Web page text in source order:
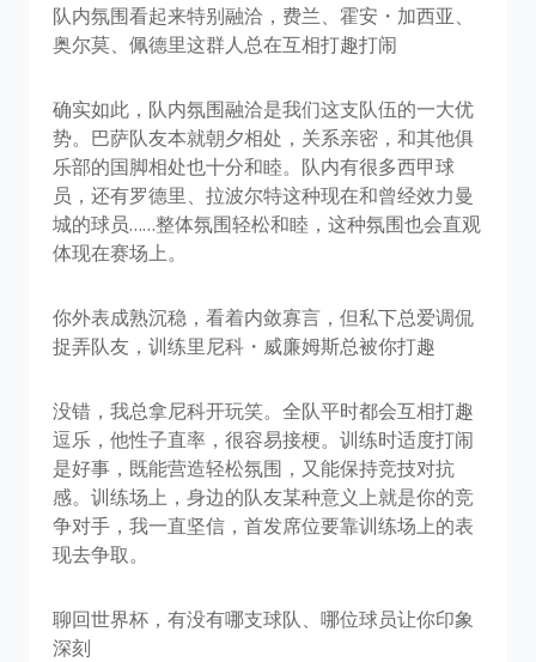
队内氛围看起来特别融洽，费兰、霍安・加西亚、
奥尔莫、佩德里这群人总在互相打趣打闹
确实如此，队内氛围融洽是我们这支队伍的一大优
势。巴萨队友本就朝夕相处，关系亲密，和其他俱
乐部的国脚相处也十分和睦。队内有很多西甲球
员，还有罗德里、拉波尔特这种现在和曾经效力曼
城的球员……整体氛围轻松和睦，这种氛围也会直观
体现在赛场上。
你外表成熟沉稳，看着内敛寡言，但私下总爱调侃
捉弄队友，训练里尼科・威廉姆斯总被你打趣
没错，我总拿尼科开玩笑。全队平时都会互相打趣
逗乐，他性子直率，很容易接梗。训练时适度打闹
是好事，既能营造轻松氛围，又能保持竞技对抗
感。训练场上，身边的队友某种意义上就是你的竞
争对手，我一直坚信，首发席位要靠训练场上的表
现去争取。
聊回世界杯，有没有哪支球队、哪位球员让你印象
深刻